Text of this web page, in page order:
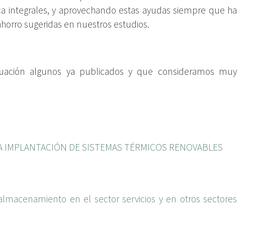
y aprovechando estas ayudas siempre que ha
sugeridas en nuestros estudios.
algunos ya publicados y que consideramos muy
DE SISTEMAS TÉRMICOS RENOVABLES
en el sector servicios y en otros sectores